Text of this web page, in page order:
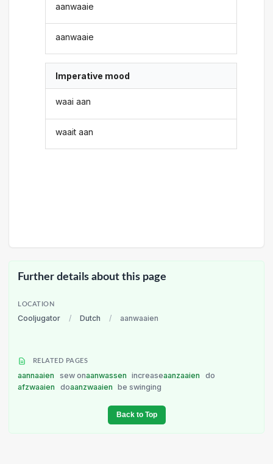
aanwaaie
aanwaaie
Imperative mood
waai aan
waait aan
Further details about this page
LOCATION
Cooljugator / Dutch / aanwaaien
RELATED PAGES
aannaaien sew onaanwassen increaseaanzaaien
do
afzwaaien
doaanzwaaien be swinging
Back to Top